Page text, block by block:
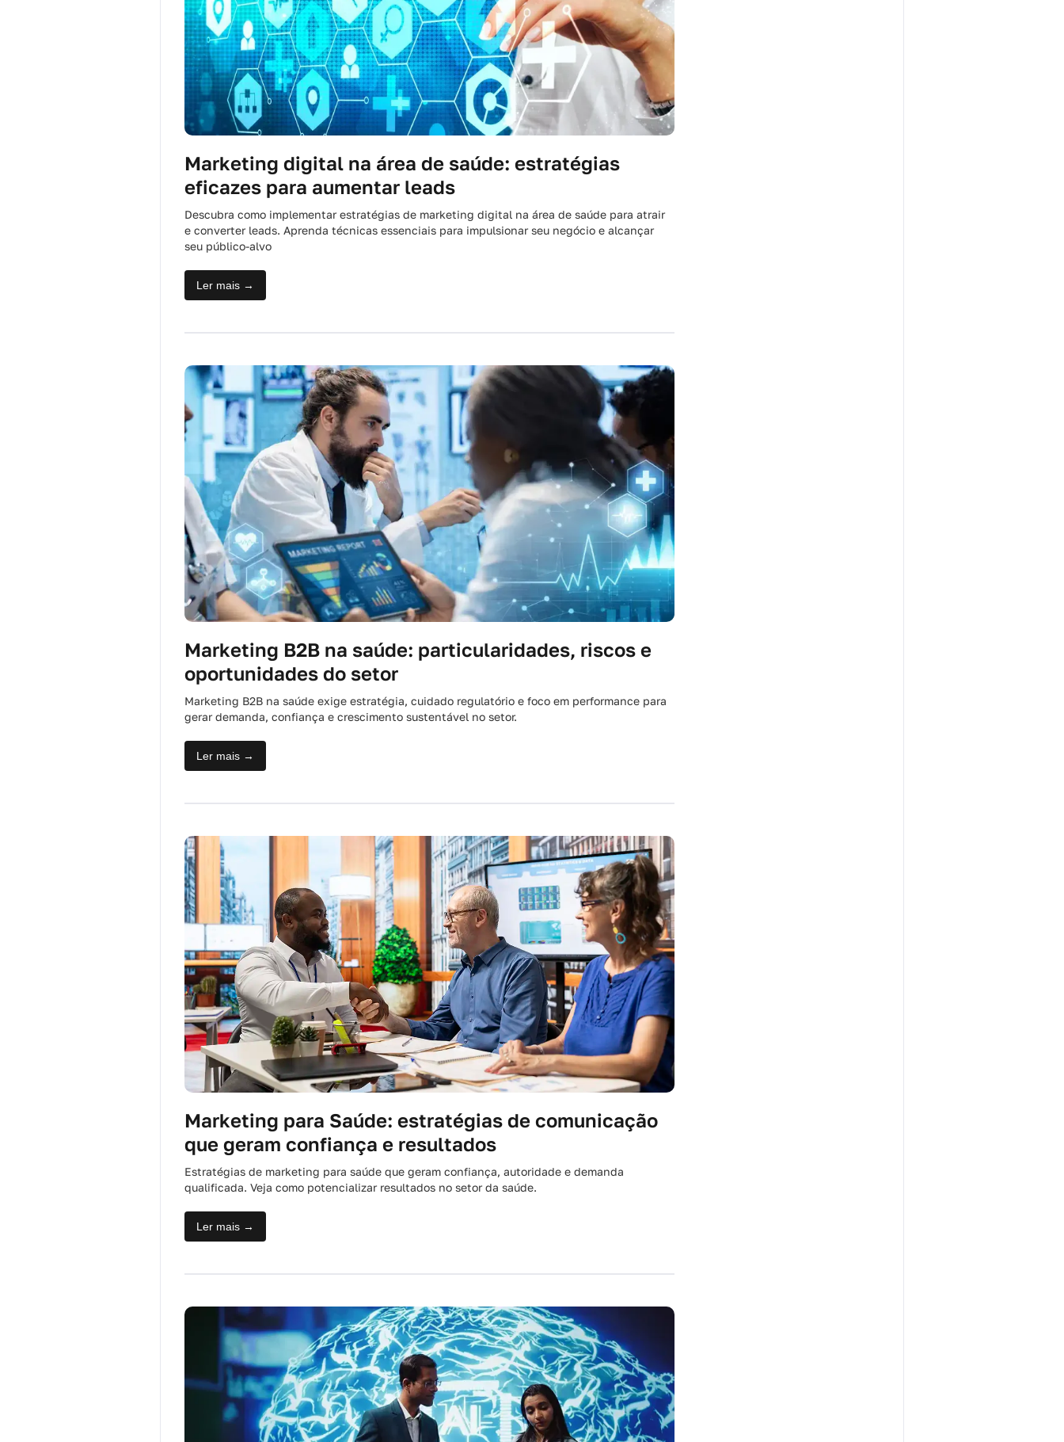
Marketing digital na área de saúde: estratégias
eficazes para aumentar leads
Descubra como implementar estratégias de marketing digital na área de saúde para atrair
e converter leads. Aprenda técnicas essenciais para impulsionar seu negócio e alcançar
seu público-alvo
Ler mais →
Marketing B2B na saúde: particularidades, riscos e
oportunidades do setor
Marketing B2B na saúde exige estratégia, cuidado regulatório e foco em performance para
gerar demanda, confiança e crescimento sustentável no setor.
Ler mais →
Marketing para Saúde: estratégias de comunicação
que geram confiança e resultados
Estratégias de marketing para saúde que geram confiança, autoridade e demanda
qualificada. Veja como potencializar resultados no setor da saúde.
Ler mais →